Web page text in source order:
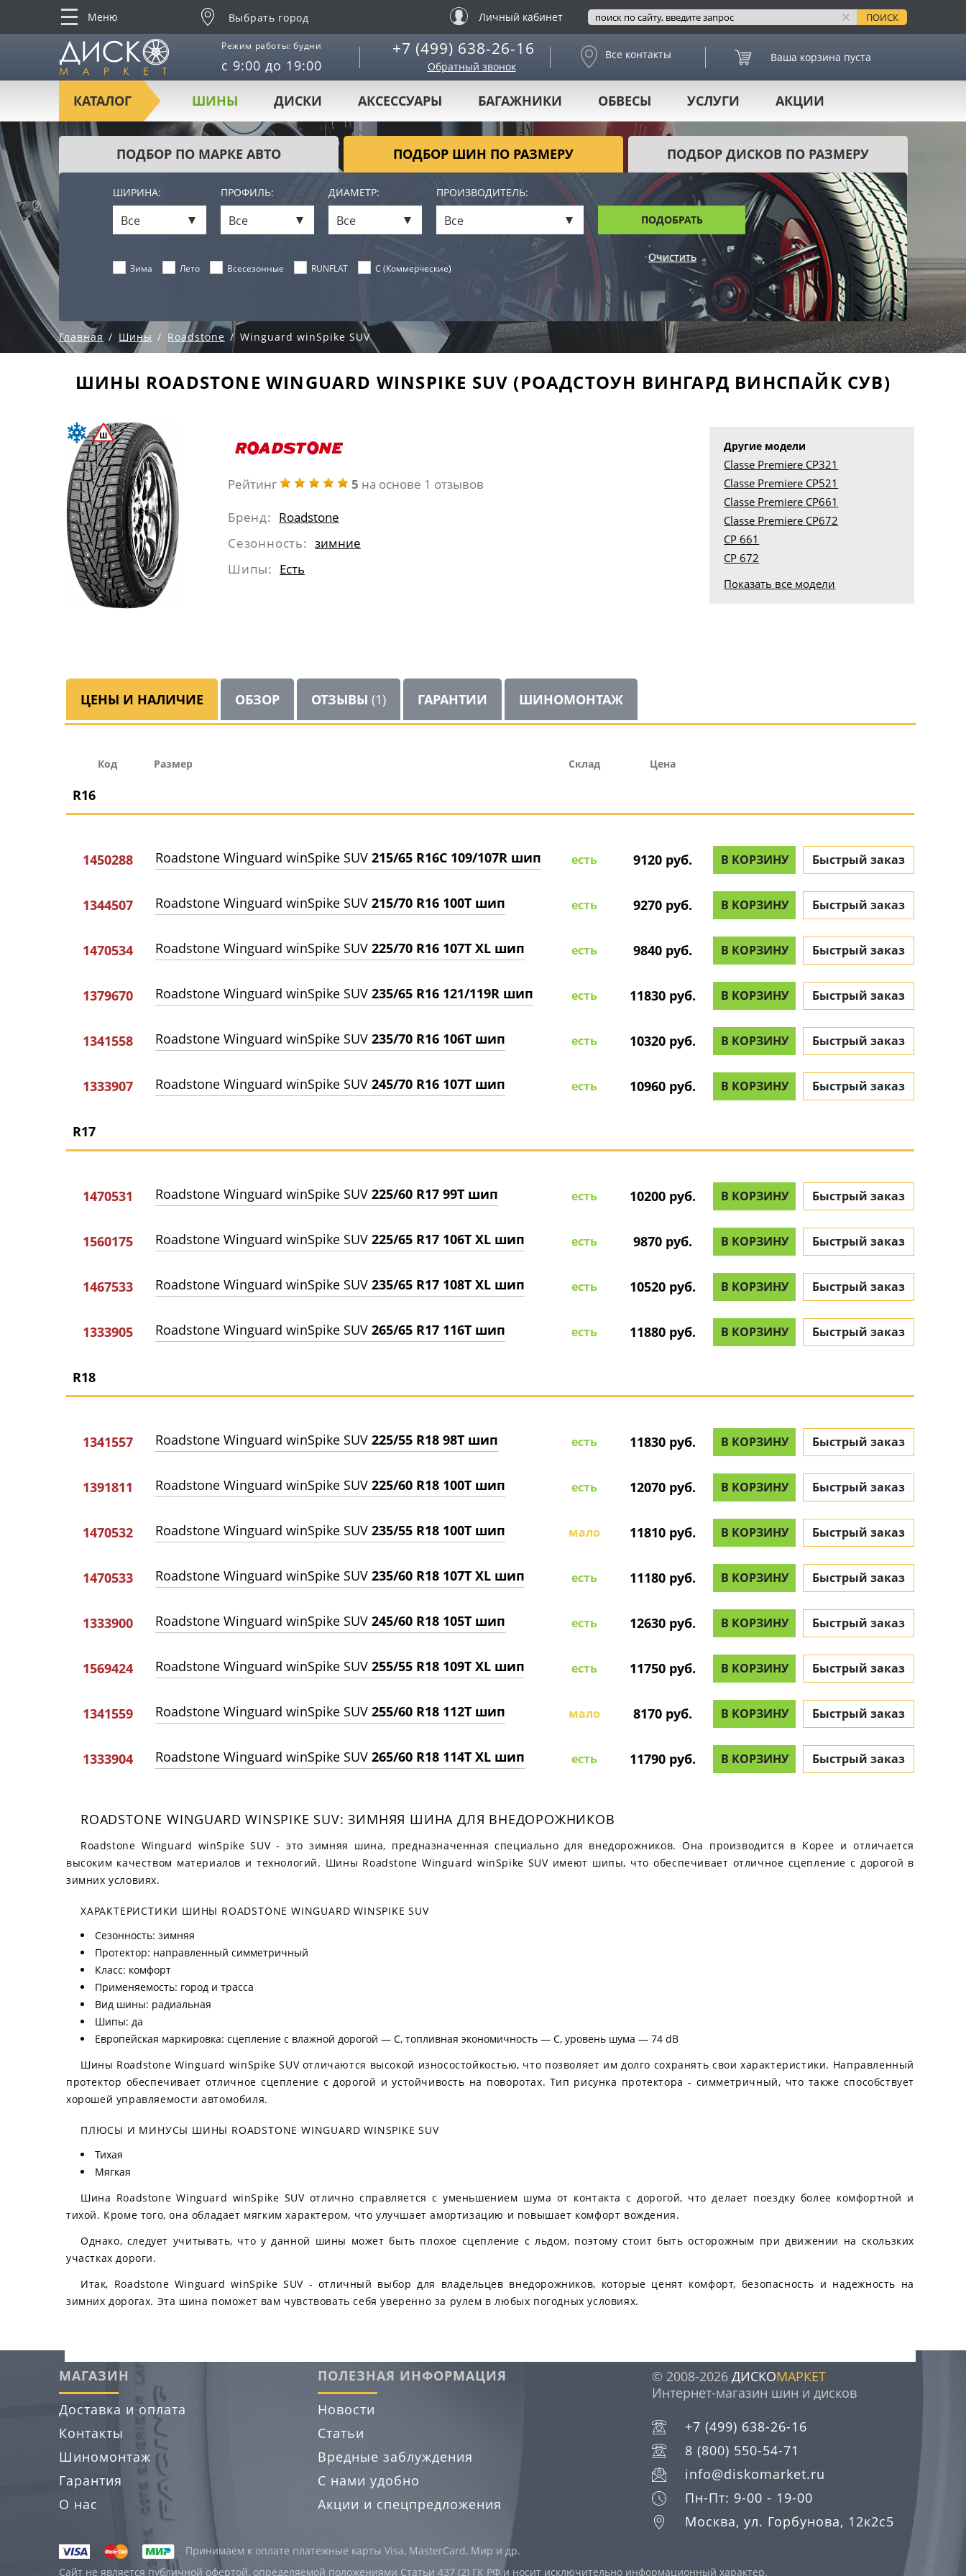
Меню Выбрать город Личный кабинет
Режим работы: будни
с 9:00 до 19:00
+7 (499) 638-26-16
Обратный звонок
Все контакты Ваша корзина пуста
КАТАЛОГ ШИНЫ ДИСКИ АКСЕССУАРЫ БАГАЖНИКИ ОБВЕСЫ УСЛУГИ АКЦИИ
ПОДБОР ПО МАРКЕ АВТО ПОДБОР ШИН ПО РАЗМЕРУ ПОДБОР ДИСКОВ ПО РАЗМЕРУ
ШИРИНА: ПРОФИЛЬ: ДИАМЕТР: ПРОИЗВОДИТЕЛЬ:
Все Все Все Все ПОДОБРАТЬ
Зима Лето Всесезонные RUNFLAT C (Коммерческие)
Главная Шины Roadstone Winguard winSpike SUV
ШИНЫ ROADSTONE WINGUARD WINSPIKE SUV (РОАДСТОУН ВИНГАРД ВИНСПАЙК СУВ)
Рейтинг 5 на основе 1 отзывов
Бренд:
Roadstone
Сезонность: зимние
Шипы:
Eсть
Другие модели
Classe Premiere CP321
Classe Premiere CP521
Classe Premiere CP661
Classe Premiere CP672
CP 661
CP 672
Показать все модели
ЦЕНЫ И НАЛИЧИЕ ОБЗОР ОТЗЫВЫ (1) ГАРАНТИИ ШИНОМОНТАЖ
Код Размер Склад Цена
R16
1450288 Roadstone Winguard winSpike SUV 215/65 R16C 109/107R шип есть 9120 руб. В КОРЗИНУ Быстрый заказ
1344507 Roadstone Winguard winSpike SUV 215/70 R16 100T шип есть 9270 руб. В КОРЗИНУ Быстрый заказ
1470534 Roadstone Winguard winSpike SUV 225/70 R16 107T XL шип есть 9840 руб. В КОРЗИНУ Быстрый заказ
1379670 Roadstone Winguard winSpike SUV 235/65 R16 121/119R шип есть 11830 руб. В КОРЗИНУ Быстрый заказ
1341558 Roadstone Winguard winSpike SUV 235/70 R16 106T шип есть 10320 руб. В КОРЗИНУ Быстрый заказ
1333907 Roadstone Winguard winSpike SUV 245/70 R16 107T шип есть 10960 руб. В КОРЗИНУ Быстрый заказ
R17
1470531 Roadstone Winguard winSpike SUV 225/60 R17 99T шип есть 10200 руб. В КОРЗИНУ Быстрый заказ
1560175 Roadstone Winguard winSpike SUV 225/65 R17 106T XL шип есть 9870 руб. В КОРЗИНУ Быстрый заказ
1467533 Roadstone Winguard winSpike SUV 235/65 R17 108T XL шип есть 10520 руб. В КОРЗИНУ Быстрый заказ
1333905 Roadstone Winguard winSpike SUV 265/65 R17 116T шип есть 11880 руб. В КОРЗИНУ Быстрый заказ
R18
1341557 Roadstone Winguard winSpike SUV 225/55 R18 98T шип есть 11830 руб. В КОРЗИНУ Быстрый заказ
1391811 Roadstone Winguard winSpike SUV 225/60 R18 100T шип есть 12070 руб. В КОРЗИНУ Быстрый заказ
1470532 Roadstone Winguard winSpike SUV 235/55 R18 100T шип мало 11810 руб. В КОРЗИНУ Быстрый заказ
1470533 Roadstone Winguard winSpike SUV 235/60 R18 107T XL шип есть 11180 руб. В КОРЗИНУ Быстрый заказ
1333900 Roadstone Winguard winSpike SUV 245/60 R18 105T шип есть 12630 руб. В КОРЗИНУ Быстрый заказ
1569424 Roadstone Winguard winSpike SUV 255/55 R18 109T XL шип есть 11750 руб. В КОРЗИНУ Быстрый заказ
1341559 Roadstone Winguard winSpike SUV 255/60 R18 112T шип мало 8170 руб. В КОРЗИНУ Быстрый заказ
1333904 Roadstone Winguard winSpike SUV 265/60 R18 114T XL шип есть 11790 руб. В КОРЗИНУ Быстрый заказ
ROADSTONE WINGUARD WINSPIKE SUV: ЗИМНЯЯ ШИНА ДЛЯ ВНЕДОРОЖНИКОВ
Roadstone Winguard winSpike SUV - это зимняя шина, предназначенная специально для внедорожников. Она производится в Корее и отличается
высоким качеством материалов и технологий. Шины Roadstone Winguard winSpike SUV имеют шипы, что обеспечивает отличное сцепление с дорогой в
зимних условиях.
ХАРАКТЕРИСТИКИ ШИНЫ ROADSTONE WINGUARD WINSPIKE SUV
Сезонность: зимняя
Протектор: направленный симметричный
Класс: комфорт
Применяемость: город и трасса
Вид шины: радиальная
Шипы: да
Европейская маркировка: сцепление с влажной дорогой — C, топливная экономичность — C, уровень шума — 74 dB
Шины Roadstone Winguard winSpike SUV отличаются высокой износостойкостью, что позволяет им долго сохранять свои характеристики. Направленный
протектор обеспечивает отличное сцепление с дорогой и устойчивость на поворотах. Тип рисунка протектора - симметричный, что также способствует
хорошей управляемости автомобиля.
ПЛЮСЫ И МИНУСЫ ШИНЫ ROADSTONE WINGUARD WINSPIKE SUV
Тихая
Мягкая
Шина Roadstone Winguard winSpike SUV отлично справляется с уменьшением шума от контакта с дорогой, что делает поездку более комфортной и
тихой. Кроме того, она обладает мягким характером, что улучшает амортизацию и повышает комфорт вождения.
Однако, следует учитывать, что у данной шины может быть плохое сцепление с льдом, поэтому стоит быть осторожным при движении на скользких
участках дороги.
Итак, Roadstone Winguard winSpike SUV - отличный выбор для владельцев внедорожников, которые ценят комфорт, безопасность и надежность на
зимних дорогах. Эта шина поможет вам чувствовать себя уверенно за рулем в любых погодных условиях.
МАГАЗИН
Доставка и оплата
Контакты
Шиномонтаж
Гарантия
О нас
ПОЛЕЗНАЯ ИНФОРМАЦИЯ
Новости
Статьи
Вредные заблуждения
С нами удобно
Акции и спецпредложения
© 2008-2026 ДИСКОМАРКЕТ
Интернет-магазин шин и дисков
+7 (499) 638-26-16
8 (800) 550-54-71
info@diskomarket.ru
Пн-Пт: 9-00 - 19-00
Москва, ул. Горбунова, 12к2с5
Принимаем к оплате платежные карты Visa, MasterCard, Мир и др.
Сайт не является публичной офертой, определяемой положениями Статьи 437 (2) ГК РФ и носит исключительно информационный характер.